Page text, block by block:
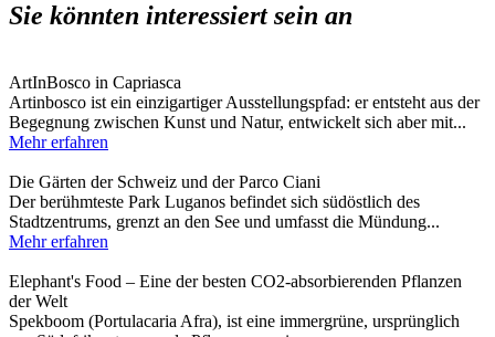
Sie könnten interessiert sein an
ArtInBosco in Capriasca
Artinbosco ist ein einzigartiger Ausstellungspfad: er entsteht aus der
Begegnung zwischen Kunst und Natur, entwickelt sich aber mit...
Mehr erfahren
Die Gärten der Schweiz und der Parco Ciani
Der berühmteste Park Luganos befindet sich südöstlich des
Stadtzentrums, grenzt an den See und umfasst die Mündung...
Mehr erfahren
Elephant's Food – Eine der besten CO2-absorbierenden Pflanzen
der Welt
Spekboom (Portulacaria Afra), ist eine immergrüne, ursprünglich